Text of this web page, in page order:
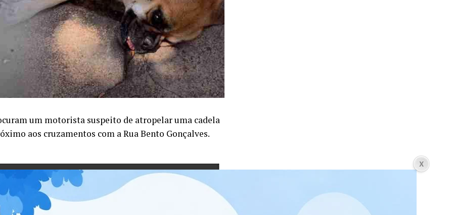
um motorista suspeito de atropelar uma cadela
aos cruzamentos com a Rua Bento Gonçalves.